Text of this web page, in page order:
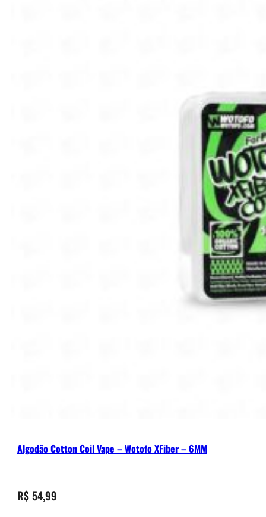
Algodão Cotton Coil Vape – Wotofo XFiber – 6MM
R$54,99